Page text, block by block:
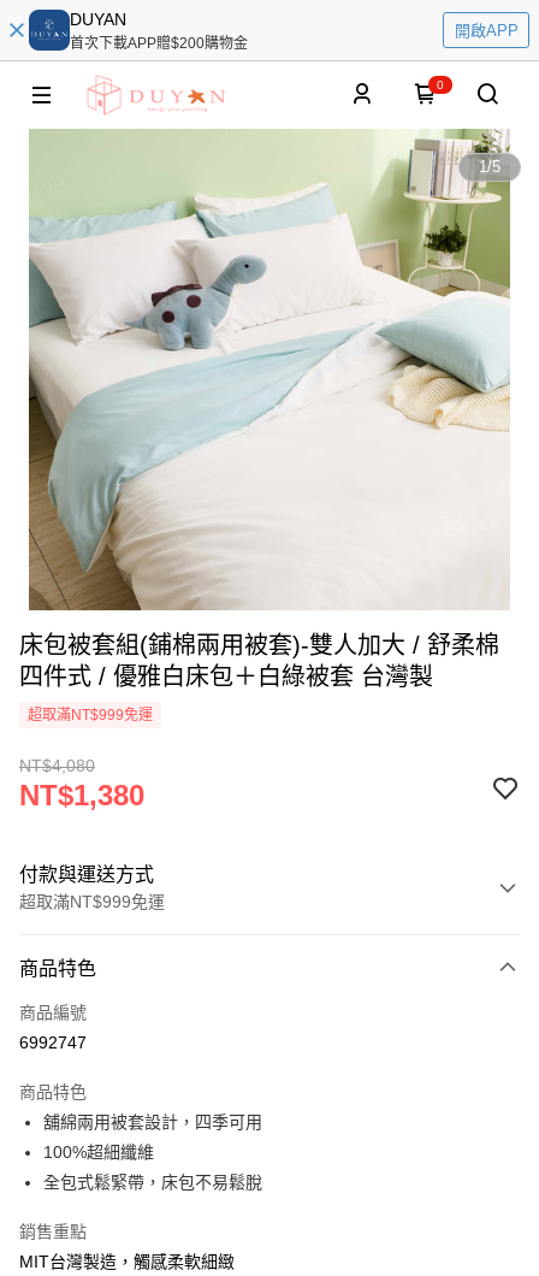
DUYAN
首次下載APP贈$200購物金
開啟APP
0
1/5
床包被套組(鋪棉兩用被套)-雙人加大 / 舒柔棉
四件式 / 優雅白床包＋白綠被套 台灣製
超取滿NT$999免運
NT$4,080
NT$1,380
付款與運送方式
超取滿NT$999免運
信用卡一次付款
信用卡分期付款
合作金庫商業銀行
華南商業銀行
上海商業儲蓄銀行
國泰世華商業銀行
匯豐（台灣）商業銀行
聯邦商業銀行
超商取貨付款
LINE Pay
悠遊付
商品特色
商品編號
6992747
商品特色
舖綿兩用被套設計，四季可用
100%超細纖維
全包式鬆緊帶，床包不易鬆脫
銷售重點
MIT台灣製造，觸感柔軟細緻